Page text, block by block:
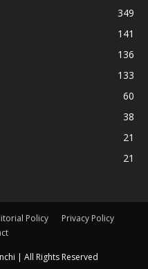
349
141
136
133
60
38
21
21
Policy
Privacy Policy
| All Rights Reserved